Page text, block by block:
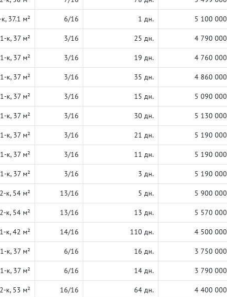
37.1 м² 6/16 1 дн. 5 100 000
1-к, 37 м² 3/16 25 дн. 4 790 000
1-к, 37 м² 3/16 19 дн. 4 760 000
1-к, 37 м² 3/16 35 дн. 4 860 000
1-к, 37 м² 3/16 15 дн. 5 090 000
1-к, 37 м² 3/16 30 дн. 5 130 000
1-к, 37 м² 3/16 21 дн. 5 190 000
1-к, 37 м² 3/16 11 дн. 5 190 000
1-к, 37 м² 3/16 3 дн. 5 190 000
2-к, 54 м² 13/16 5 дн. 5 900 000
2-к, 54 м² 13/16 13 дн. 5 570 000
1-к, 42 м² 14/16 110 дн. 4 500 000
1-к, 37 м² 6/16 16 дн. 3 750 000
1-к, 37 м² 6/16 14 дн. 3 790 000
2-к, 53 м² 16/16 64 дн. 4 400 000